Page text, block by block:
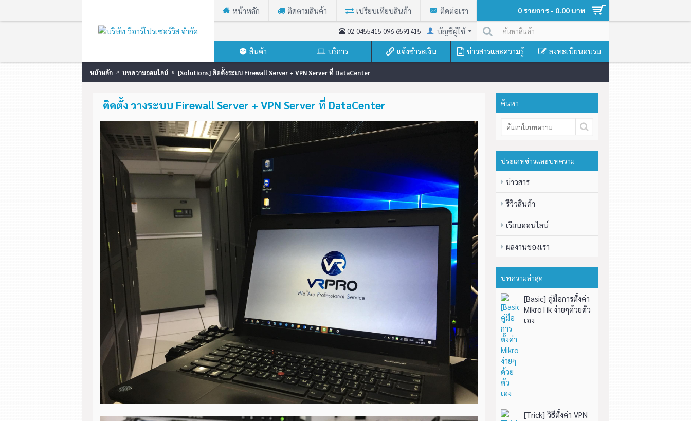
หน้าหลัก ติดตามสินค้า เปรียบเทียบสินค้า ติดต่อเรา 0 รายการ - 0.00 บาท
02-0455415 096-6591415 บัญชีผู้ใช้
สินค้า บริการ แจ้งชำระเงิน ข่าวสารและความรู้ ลงทะเบียนอบรม
หน้าหลัก บทความออนไลน์ [Solutions] ติดตั้งระบบ Firewall Server + VPN Server ที่ DataCenter
ค้นหา
ประเภทข่าวและบทความ
ข่าวสาร
รีวิวสินค้า
เรียนออนไลน์
ผลงานของเรา
บทความล่าสุด
[Basic] คู่มือการตั้งค่า
MikroTik ง่ายๆด้วยตัว
เอง
[Trick] วิธีตั้งค่า VPN
ติดตั้ง วางระบบ Firewall Server + VPN Server ที่ DataCenter